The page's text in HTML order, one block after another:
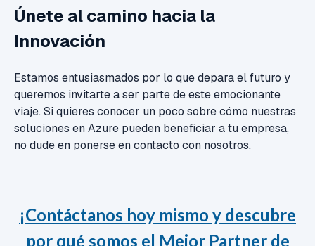
Únete al camino hacia la
Innovación
Estamos entusiasmados por lo que depara el futuro y
queremos invitarte a ser parte de este emocionante
viaje. Si quieres conocer un poco sobre cómo nuestras
soluciones en Azure pueden beneficiar a tu empresa,
no dude en ponerse en contacto con nosotros.
¡Contáctanos hoy mismo y descubre
por qué somos el Mejor Partner de